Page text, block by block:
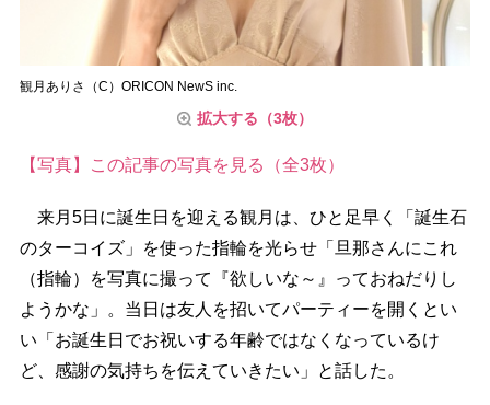
観月ありさ（C）ORICON NewS inc.
拡大する（3枚）
【写真】この記事の写真を見る（全3枚）
来月5日に誕生日を迎える観月は、ひと足早く「誕生石
のターコイズ」を使った指輪を光らせ「旦那さんにこれ
（指輪）を写真に撮って『欲しいな～』っておねだりし
ようかな」。当日は友人を招いてパーティーを開くとい
い「お誕生日でお祝いする年齢ではなくなっているけ
ど、感謝の気持ちを伝えていきたい」と話した。